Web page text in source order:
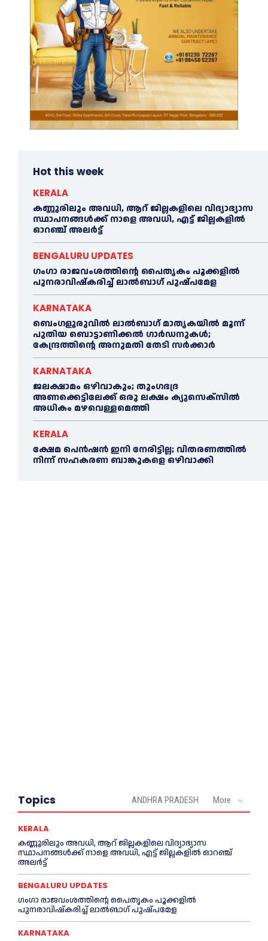
Hot this week
KERALA
കണ്ണൂരിലും അവധി, ആറ് ജില്ലകളിലെ വിദ്യാഭ്യാസ
സ്ഥാപനങ്ങൾക്ക് നാളെ അവധി, എട്ട് ജില്ലകളിൽ
ഓറഞ്ച് അലർട്ട്
BENGALURU UPDATES
ഗംഗാ രാജവംശത്തിന്റെ പൈതൃകം പൂക്കളിൽ
പുനരാവിഷ്‌കരിച്ച് ലാൽബാഗ് പുഷ്പമേള
KARNATAKA
ബെംഗളൂരുവിൽ ലാൽബാഗ് മാതൃകയിൽ മൂന്ന്
പുതിയ ബൊട്ടാണിക്കൽ ഗാർഡനുകൾ;
കേന്ദ്രത്തിന്റെ അനുമതി തേടി സർക്കാർ
KARNATAKA
ജലക്ഷാമം ഒഴിവാകും; തുംഗഭദ്ര
അണക്കെട്ടിലേക്ക് ഒരു ലക്ഷം ക്യുസെക്സില്‍
അധികം മഴവെള്ളമെത്തി
KERALA
ക്ഷേമ പെൻഷൻ ഇനി നേരിട്ടില്ല; വിതരണത്തിൽ
നിന്ന് സഹകരണ ബാങ്കുകളെ ഒഴിവാക്കി
Topics ANDHRA PRADESH More
KERALA
കണ്ണൂരിലും അവധി, ആറ് ജില്ലകളിലെ വിദ്യാഭ്യാസ
സ്ഥാപനങ്ങൾക്ക് നാളെ അവധി, എട്ട് ജില്ലകളിൽ ഓറഞ്ച്
അലർട്ട്
BENGALURU UPDATES
ഗംഗാ രാജവംശത്തിന്റെ പൈതൃകം പൂക്കളിൽ
പുനരാവിഷ്‌കരിച്ച് ലാൽബാഗ് പുഷ്പമേള
KARNATAKA